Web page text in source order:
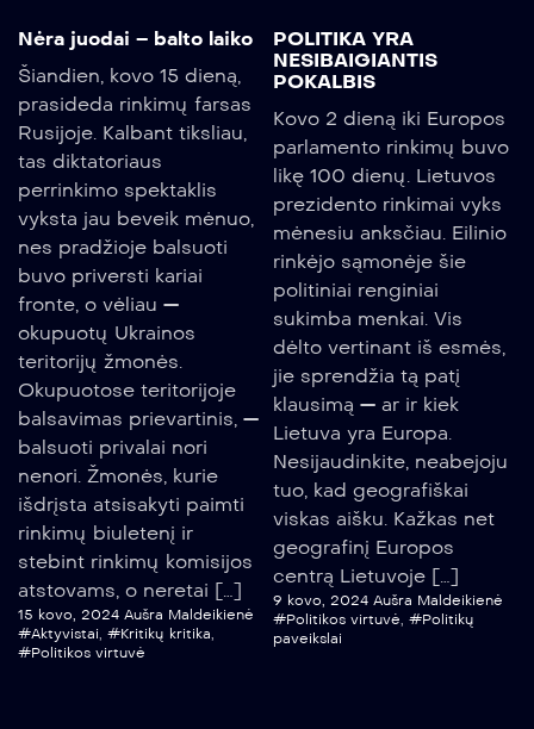
Nėra juodai – balto laiko
Šiandien, kovo 15 dieną,
prasideda rinkimų farsas
Rusijoje. Kalbant tiksliau,
tas diktatoriaus
perrinkimo spektaklis
vyksta jau beveik mėnuo,
nes pradžioje balsuoti
buvo priversti kariai
fronte, o vėliau —
okupuotų Ukrainos
teritorijų žmonės.
Okupuotose teritorijoje
balsavimas prievartinis, —
balsuoti privalai nori
nenori. Žmonės, kurie
išdrįsta atsisakyti paimti
rinkimų biuletenį ir
stebint rinkimų komisijos
atstovams, o neretai […]
15 kovo, 2024 Aušra Maldeikienė
#Aktyvistai, #Kritikų kritika,
#Politikos virtuvė
POLITIKA YRA
NESIBAIGIANTIS
POKALBIS
Kovo 2 dieną iki Europos
parlamento rinkimų buvo
likę 100 dienų. Lietuvos
prezidento rinkimai vyks
mėnesiu anksčiau. Eilinio
rinkėjo sąmonėje šie
politiniai renginiai
sukimba menkai. Vis
dėlto vertinant iš esmės,
jie sprendžia tą patį
klausimą — ar ir kiek
Lietuva yra Europa.
Nesijaudinkite, neabejoju
tuo, kad geografiškai
viskas aišku. Kažkas net
geografinį Europos
centrą Lietuvoje […]
9 kovo, 2024 Aušra Maldeikienė
#Politikos virtuvė, #Politikų
paveikslai